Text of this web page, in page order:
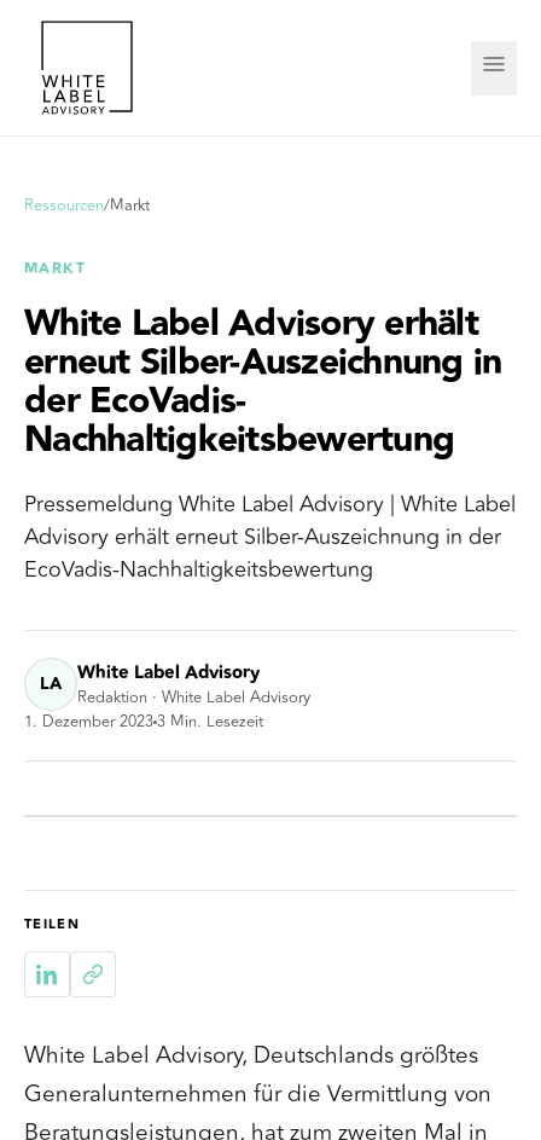
Ressourcen/Markt
MARKT
White Label Advisory erhält
erneut Silber-Auszeichnung in
der EcoVadis-
Nachhaltigkeitsbewertung
Pressemeldung White Label Advisory | White Label
Advisory erhält erneut Silber-Auszeichnung in der
EcoVadis-Nachhaltigkeitsbewertung
LA White Label Advisory
Redaktion · White Label Advisory
1. Dezember 20233 Min. Lesezeit
TEILEN
White Label Advisory, Deutschlands größtes
Generalunternehmen für die Vermittlung von
Beratungsleistungen, hat zum zweiten Mal in